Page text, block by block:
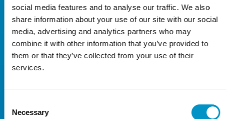
social media features and to analyse our traffic. We also
share information about your use of our site with our social
media, advertising and analytics partners who may
combine it with other information that you’ve provided to
them or that they’ve collected from your use of their
services.
Selection
Necessary
1 dag
€34,50
2 dagen
€50,50
€67,50
5 dagen
€86,50